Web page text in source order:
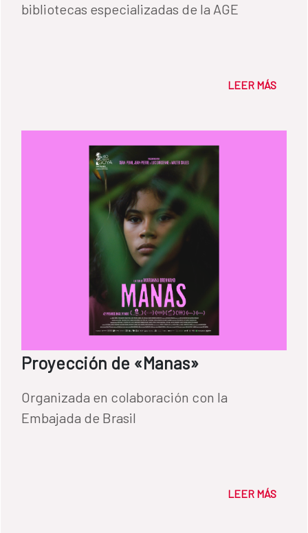
bibliotecas especializadas de la AGE
LEER MÁS
Proyección de «Manas»
Organizada en colaboración con la
Embajada de Brasil
LEER MÁS